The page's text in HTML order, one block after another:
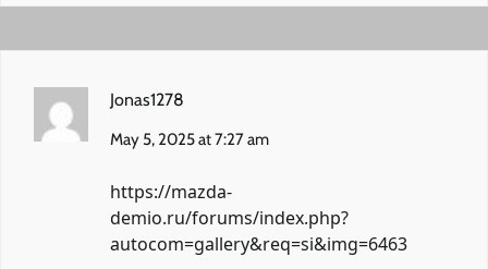
Jonas1278
May 5, 2025 at 7:27 am
https://mazda-
demio.ru/forums/index.php?
autocom=gallery&req=si&img=6463